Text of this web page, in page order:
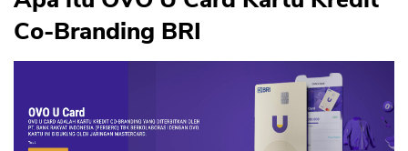
Co-Branding BRI